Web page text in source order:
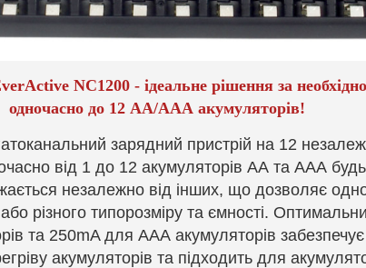
NC1200 - ідеальне рішення за
одночасно до 12 АА/ААА акумуляторів!
зарядний пристрій на 12
від 1 до 12 акумуляторів АА та ААА
незалежно від інших, що дозволяє
різного типорозміру та ємності.
та 250mA для ААА акумуляторів
акумуляторів та підходить для